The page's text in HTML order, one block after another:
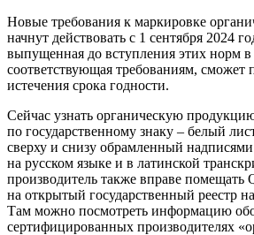
Новые требования к маркировке
начнут действовать с 1 сентября 2024
выпущенная до вступления этих норм в
соответствующая требованиям, сможет
истечения срока годности.
Сейчас узнать органическую
по государственному знаку – белый
сверху и снизу обрамленный
на русском языке и в латинской
производитель также вправе помещать
на открытый государственный реестр
Там можно посмотреть информацию
сертифицированных производителях